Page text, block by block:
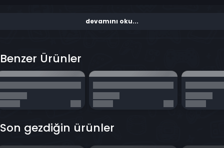
devamını oku...
Benzer Ürünler
Son gezdiğin ürünler